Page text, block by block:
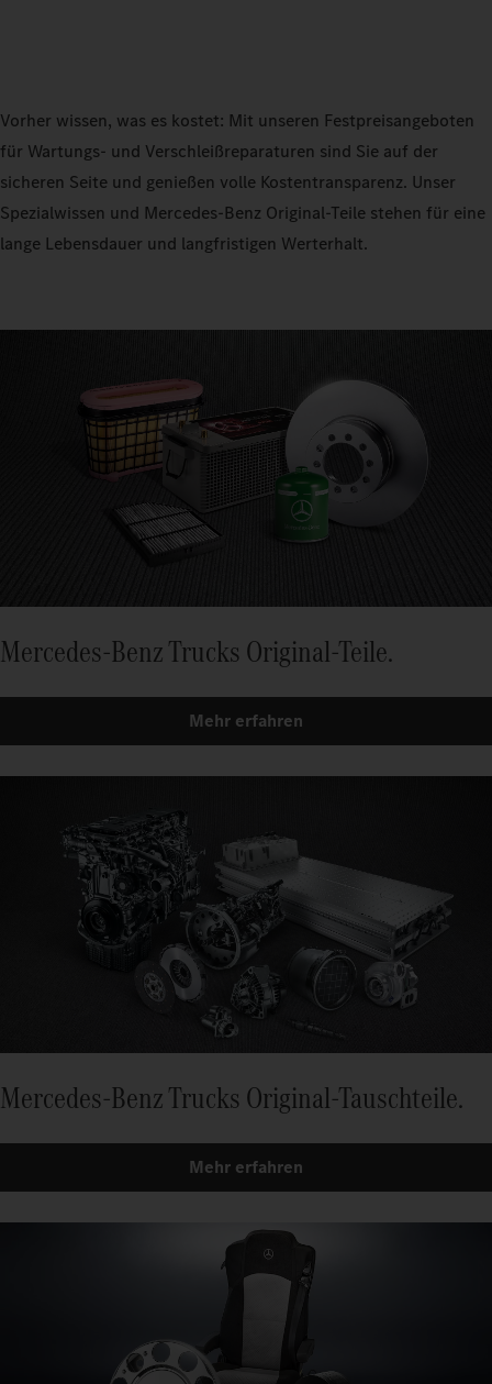
Vorher wissen, was es kostet: Mit unseren Festpreisangeboten
für Wartungs- und Verschleißreparaturen sind Sie auf der
sicheren Seite und genießen volle Kostentransparenz. Unser
Spezialwissen und Mercedes‑Benz Original-Teile stehen für eine
lange Lebensdauer und langfristigen Werterhalt.
Mercedes-Benz Trucks Original-Teile.
Mehr erfahren
Mercedes-Benz Trucks Original-Tauschteile.
Mehr erfahren